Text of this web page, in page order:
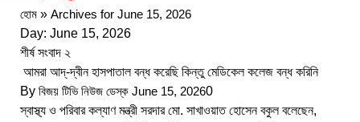
হোম » Archives for June 15, 2026
Day: June 15, 2026
শীর্ষ সংবাদ ২
আমরা আদ্-দ্বীন হাসপাতাল বন্ধ করেছি কিন্তু মেডিকেল কলেজ বন্ধ করিনি
By বিজয় টিভি নিউজ ডেস্ক June 15, 20260
স্বাস্থ্য ও পরিবার কল্যাণ মন্ত্রী সরদার মো. সাখাওয়াত হোসেন বকুল বলেছেন,